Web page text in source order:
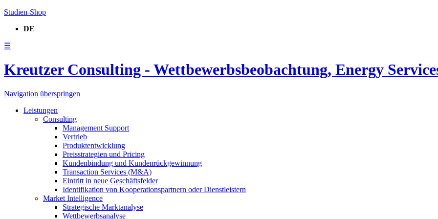
Studien-Shop
DE
☰
Kreutzer Consulting - Wettbewerbsbeobachtung, Energy
Navigation überspringen
Leistungen
Consulting
Management Support
Vertrieb
Produktentwicklung
Preisstrategien und Pricing
Kundenbindung und Kundenrückgewinnung
Transaction Services (M&A)
Eintritt in neue Geschäftsfelder
Identifikation von Kooperationspartnern oder Dienstleistern
Market Intelligence
Strategische Marktanalyse
Wettbewerbsanalyse